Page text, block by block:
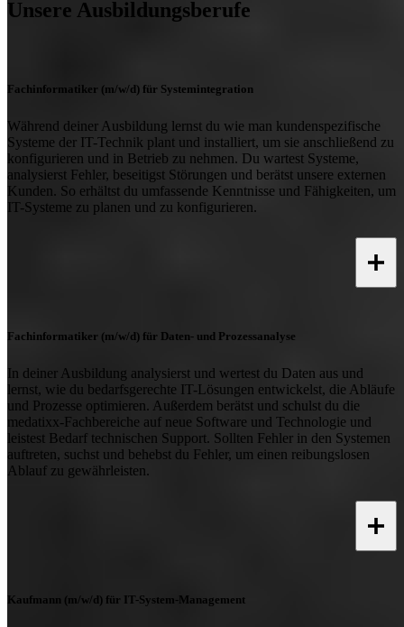
Unsere Ausbildungsberufe
Fachinformatiker (m/w/d) für Systemintegration
Während deiner Ausbildung lernst du wie man kundenspezifische
Systeme der IT-Technik plant und installiert, um sie anschließend zu
konfigurieren und in Betrieb zu nehmen. Du wartest Systeme,
analysierst Fehler, beseitigst Störungen und berätst unsere externen
Kunden. So erhältst du umfassende Kenntnisse und Fähigkeiten, um
IT-Systeme zu planen und zu konfigurieren.
Fachinformatiker (m/w/d) für Daten- und Prozessanalyse
In deiner Ausbildung analysierst und wertest du Daten aus und
lernst, wie du bedarfsgerechte IT-Lösungen entwickelst, die Abläufe
und Prozesse optimieren. Außerdem berätst und schulst du die
medatixx-Fachbereiche auf neue Software und Technologie und
leistest Bedarf technischen Support. Sollten Fehler in den Systemen
auftreten, suchst und behebst du Fehler, um einen reibungslosen
Ablauf zu gewährleisten.
Kaufmann (m/w/d) für IT-System-Management